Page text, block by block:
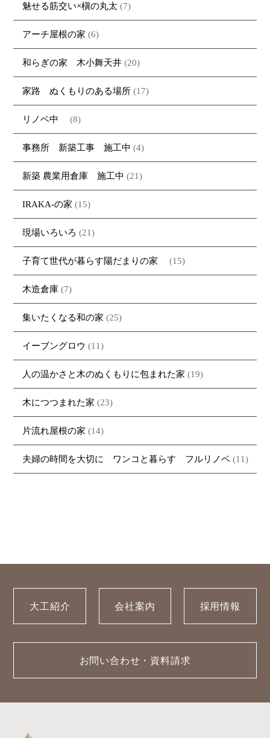
魅せる筋交い×槇の丸太 (7)
アーチ屋根の家 (6)
和らぎの家 木小舞天井 (20)
家路 ぬくもりのある場所 (17)
リノベ中 (8)
事務所 新築工事 施工中 (4)
新築 農業用倉庫 施工中 (21)
IRAKA-の家 (15)
現場いろいろ (21)
子育て世代が暮らす陽だまりの家 (15)
木造倉庫 (7)
集いたくなる和の家 (25)
イーブングロウ (11)
人の温かさと木のぬくもりに包まれた家 (19)
木につつまれた家 (23)
片流れ屋根の家 (14)
夫婦の時間を大切に ワンコと暮らす フルリノベ (11)
大工紹介 会社案内 採用情報
お問い合わせ・資料請求